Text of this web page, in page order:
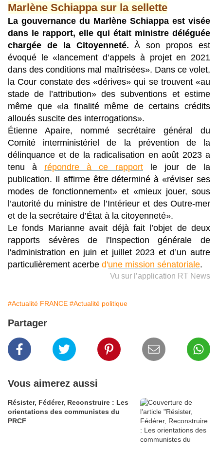
Marlène Schiappa sur la sellette
La gouvernance du Marlène Schiappa est visée
dans le rapport, elle qui était ministre déléguée
chargée de la Citoyenneté. À son propos est
évoqué le «lancement d’appels à projet en 2021
dans des conditions mal maîtrisées». Dans ce volet,
la Cour constate des «dérives» qui se trouvent «au
stade de l’attribution» des subventions et estime
même que «la finalité même de certains crédits
alloués suscite des interrogations».
Étienne Apaire, nommé secrétaire général du
Comité interministériel de la prévention de la
délinquance et de la radicalisation en août 2023 a
tenu à répondre à ce rapport le jour de la
publication. Il affirme être déterminé à «réviser ses
modes de fonctionnement» et «mieux jouer, sous
l’autorité du ministre de l’Intérieur et des Outre-mer
et de la secrétaire d’État à la citoyenneté».
Le fonds Marianne avait déjà fait l’objet de deux
rapports sévères de l'Inspection générale de
l'administration en juin et juillet 2023 et d’un autre
particulièrement acerbe d'une mission sénatoriale.
Vu sur l’application RT News
#Actualité FRANCE #Actualité politique
Partager
Vous aimerez aussi
Résister, Fédérer, Reconstruire : Les
orientations des communistes du
PRCF